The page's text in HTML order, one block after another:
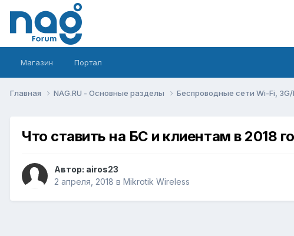
Магазин Портал
Главная NAG.RU - Основные разделы Беспроводные сети Wi-Fi, 3G/
Что ставить на БС и клиентам в 2018
Автор: airos23
2 апреля, 2018 в Mikrotik Wireless